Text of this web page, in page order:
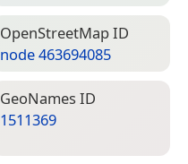
Open­Street­Map ID
node 463694085
Geo­Names ID
1511369